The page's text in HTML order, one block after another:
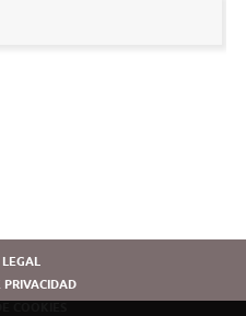
PRIVACIDAD